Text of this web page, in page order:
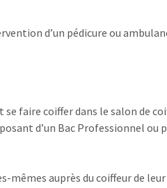
d’un pédicure ou
faire coiffer dans le salon de
d’un Bac Professionnel ou
mêmes auprès du coiffeur de leur